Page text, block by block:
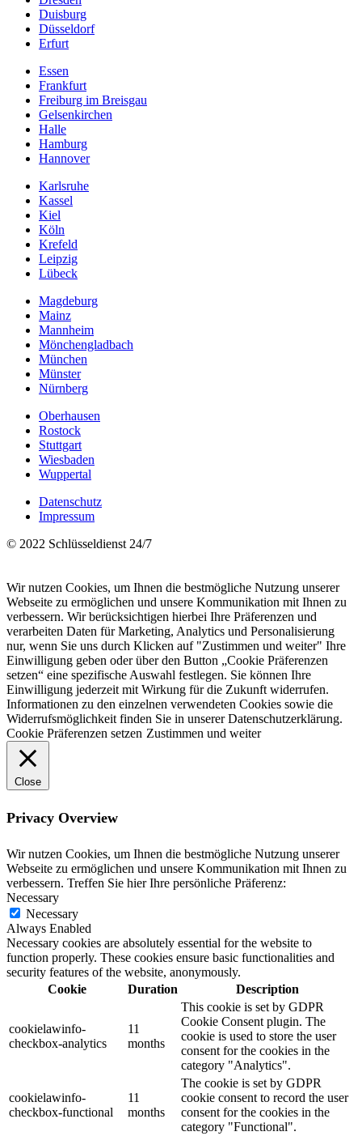
Duisburg
Düsseldorf
Erfurt
Essen
Frankfurt
Freiburg im Breisgau
Gelsenkirchen
Halle
Hamburg
Hannover
Karlsruhe
Kassel
Kiel
Köln
Krefeld
Leipzig
Lübeck
Magdeburg
Mainz
Mannheim
Mönchengladbach
München
Münster
Nürnberg
Oberhausen
Rostock
Stuttgart
Wiesbaden
Wuppertal
Datenschutz
Impressum
© 2022 Schlüsseldienst 24/7
Wir nutzen Cookies, um Ihnen die bestmögliche Nutzung unserer
Webseite zu ermöglichen und unsere Kommunikation mit Ihnen zu
verbessern. Wir berücksichtigen hierbei Ihre Präferenzen und
verarbeiten Daten für Marketing, Analytics und Personalisierung
nur, wenn Sie uns durch Klicken auf "Zustimmen und weiter" Ihre
Einwilligung geben oder über den Button „Cookie Präferenzen
setzen“ eine spezifische Auswahl festlegen. Sie können Ihre
Einwilligung jederzeit mit Wirkung für die Zukunft widerrufen.
Informationen zu den einzelnen verwendeten Cookies sowie die
Widerrufsmöglichkeit finden Sie in unserer Datenschutzerklärung.
Cookie Präferenzen setzen Zustimmen und weiter
Close
Privacy Overview
Wir nutzen Cookies, um Ihnen die bestmögliche Nutzung unserer
Webseite zu ermöglichen und unsere Kommunikation mit Ihnen zu
verbessern. Treffen Sie hier Ihre persönliche Präferenz:
Necessary
Necessary
Always Enabled
Necessary cookies are absolutely essential for the website to
function properly. These cookies ensure basic functionalities and
security features of the website, anonymously.
Cookie
Duration Description
cookielawinfo-
checkbox-analytics
11
months
This cookie is set by GDPR
Cookie Consent plugin. The
cookie is used to store the user
consent for the cookies in the
category "Analytics".
cookielawinfo-
checkbox-functional
11
months
The cookie is set by GDPR
cookie consent to record the user
consent for the cookies in the
category "Functional".